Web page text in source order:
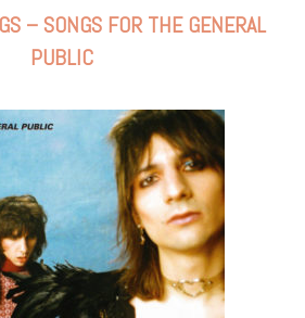
– SONGS FOR THE GENERAL
PUBLIC